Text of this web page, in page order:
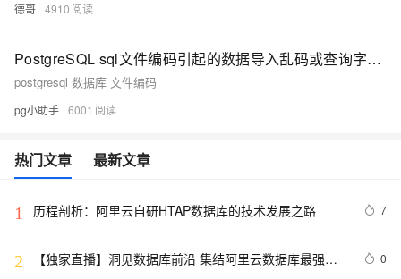
德哥 4910
PostgreSQL sql文件编码引起的数据导入乱码或查询字符集异常报错(invalid byte sequence)
postgresql 数据库 文件编码
pg小助手 6001
热门文章 最新文章
1 历程剖析：阿里云自研HTAP数据库的技术发展之路 7
2
【独家直播】洞见数据库前沿 集结阿里云数据库最强阵
0